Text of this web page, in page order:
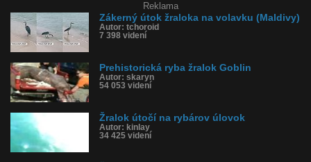
Reklama
Zákerný útok žraloka na volavku (Maldivy)
Autor: tchoroid
7 398 videní
Prehistorická ryba žralok Goblin
Autor: skaryn
54 053 videní
Žralok útočí na rybárov úlovok
Autor: kinlay
34 425 videní